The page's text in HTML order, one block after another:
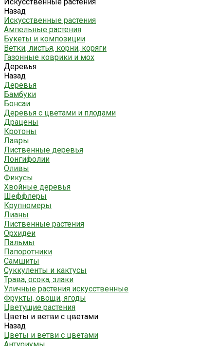
Назад
Искусственные растения
Ампельные растения
Букеты и композиции
Ветки, листья, корни, коряги
Газонные коврики и мох
Деревья
Назад
Деревья
Бамбуки
Бонсаи
Деревья с цветами и плодами
Драцены
Кротоны
Лавры
Лиственные деревья
Лонгифолии
Оливы
Фикусы
Хвойные деревья
Шеффлеры
Крупномеры
Лианы
Лиственные растения
Орхидеи
Пальмы
Папоротники
Самшиты
Суккуленты и кактусы
Трава, осока, злаки
Уличные растения искусственные
Фрукты, овощи, ягоды
Цветущие растения
Цветы и ветви с цветами
Назад
Цветы и ветви с цветами